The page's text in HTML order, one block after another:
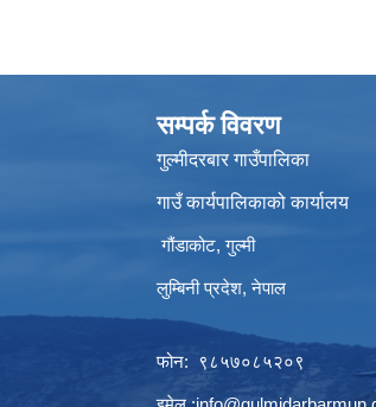
सम्पर्क विवरण
गुल्मीदरबार गाउँपालिका
गाउँ कार्यपालिकाको कार्यालय
गौंडाकोट, गुल्मी
लुम्बिनी प्रदेश, नेपाल
फोन: ९८५७०८५२०९